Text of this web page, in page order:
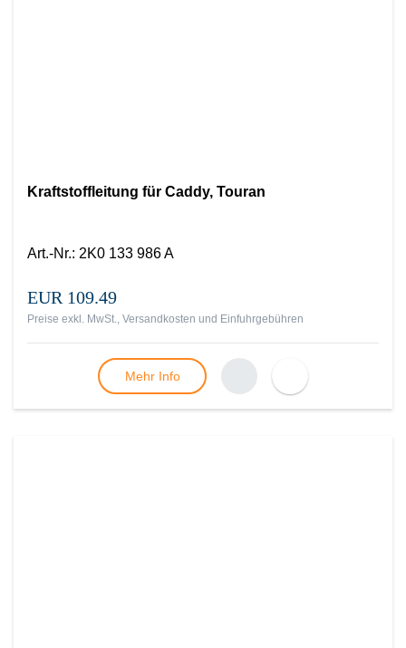
Kraftstoffleitung für Caddy, Touran
Art.-Nr.: 2K0 133 986 A
EUR 109.49
Preise exkl. MwSt., Versandkosten und Einfuhrgebühren
Mehr Info